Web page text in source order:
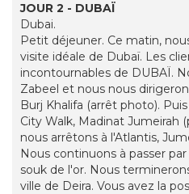
JOUR 2 - DUBAÏ
Dubai.
Petit déjeuner. Ce matin,
visite idéale de Dubaï. Les
incontournables de DUBAÏ.
Zabeel et nous nous
Burj Khalifa (arrêt photo).
City Walk, Madinat Jumeirah
nous arrêtons à l'Atlantis,
Nous continuons à passer
souk de l'or. Nous
ville de Deira. Vous avez la